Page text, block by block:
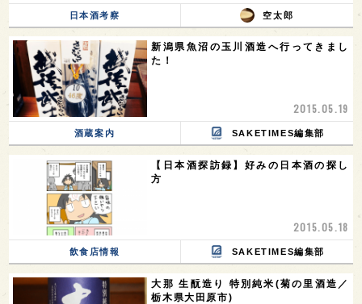
日本酒考察 空太郎
新潟県魚沼の玉川酒造へ行ってきまし
た！
2015.05.19
酒蔵案内 SAKETIMES編集部
【日本酒探訪録】好みの日本酒の探し
方
2015.05.18
飲食店情報 SAKETIMES編集部
大那 生酛造り 特別純米(菊の里酒造／
栃木県大田原市)